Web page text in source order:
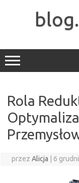
Rola
przez Alicja 6